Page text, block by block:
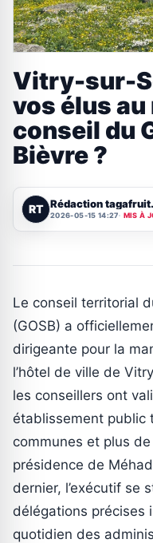
Vitry-sur-
vos élus au
conseil du
Bièvre ?
RT Rédaction
2026-05-15 14:27 MIS À
Le conseil territorial
(GOSB) a
dirigeante pour la
l’hôtel de ville de
les conseillers ont
établissement public
communes et plus
présidence de
dernier, l’exécutif se
délégations précises
quotidien des